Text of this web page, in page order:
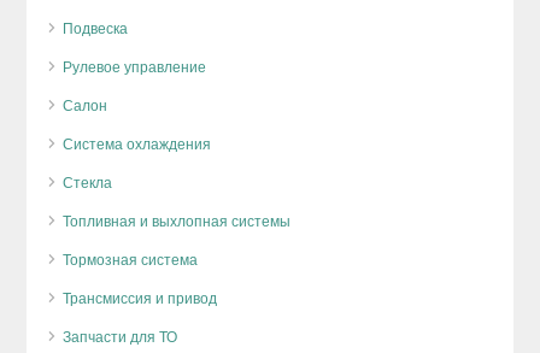
Подвеска
Рулевое управление
Салон
Система охлаждения
Стекла
Топливная и выхлопная системы
Тормозная система
Трансмиссия и привод
Запчасти для ТО